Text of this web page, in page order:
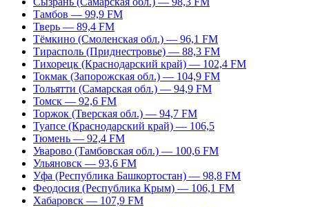
Тамбов — 99,9 FM
Тверь — 89,4 FM
Тёмкино (Смоленская обл.) — 96,1 FM
Тирасполь (Приднестровье) — 88,3 FM
Тихорецк (Краснодарский край) — 102,4 FM
Токмак (Запорожская обл.) — 104,9 FM
Тольятти (Самарская обл.) — 94,9 FM
Томск — 92,6 FM
Торжок (Тверская обл.) — 94,7 FM
Туапсе (Краснодарский край) — 106,5
Тюмень — 92,4 FM
Уварово (Тамбовская обл.) — 100,6 FM
Ульяновск — 93,6 FM
Уфа (Республика Башкортостан) — 98,8 FM
Феодосия (Республика Крым) — 106,1 FM
Хабаровск — 107,9 FM